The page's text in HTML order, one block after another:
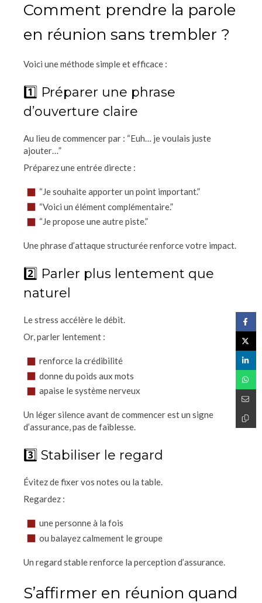
Comment prendre la parole
en réunion sans trembler ?
Voici une méthode simple et efficace :
1️⃣ Préparer une phrase
d’ouverture claire
Au lieu de commencer par : “Euh… je voulais juste
ajouter…”
Préparez une entrée directe :
“Je souhaite apporter un point important.”
“Voici un élément complémentaire.”
“Je propose une autre piste.”
Une phrase d’attaque structurée renforce votre impact.
2️⃣ Parler plus lentement que
naturel
Le stress accélère le débit.
Or, parler lentement :
renforce la crédibilité
donne du poids aux mots
apaise le système nerveux
Un léger silence avant de commencer est un signe
d’assurance, pas de faiblesse.
3️⃣ Stabiliser le regard
Évitez de fixer vos notes ou la table.
Regardez :
une personne à la fois
ou balayez calmement le groupe
Un regard stable renforce la perception d’assurance.
S’affirmer en réunion quand